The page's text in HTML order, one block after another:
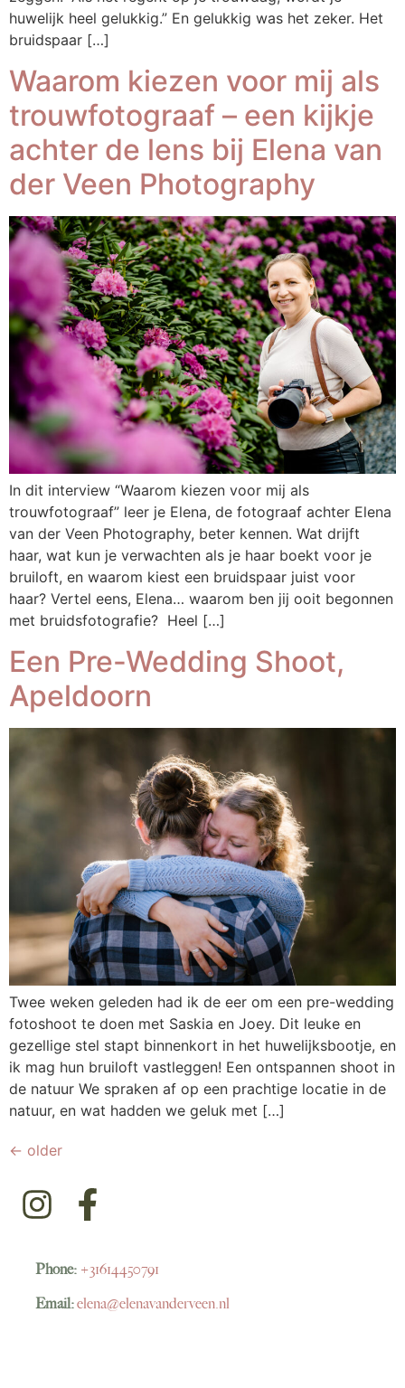
huwelijk heel gelukkig.” En gelukkig was het zeker. Het
bruidspaar […]
Waarom kiezen voor mij als
trouwfotograaf – een kijkje
achter de lens bij Elena van
der Veen Photography
In dit interview “Waarom kiezen voor mij als
trouwfotograaf” leer je Elena, de fotograaf achter Elena
van der Veen Photography, beter kennen. Wat drijft
haar, wat kun je verwachten als je haar boekt voor je
bruiloft, en waarom kiest een bruidspaar juist voor
haar? Vertel eens, Elena… waarom ben jij ooit begonnen
met bruidsfotografie? Heel […]
Een Pre-Wedding Shoot,
Apeldoorn
Twee weken geleden had ik de eer om een pre-wedding
fotoshoot te doen met Saskia en Joey. Dit leuke en
gezellige stel stapt binnenkort in het huwelijksbootje, en
ik mag hun bruiloft vastleggen! Een ontspannen shoot in
de natuur We spraken af op een prachtige locatie in de
natuur, en wat hadden we geluk met […]
← older
Phone: +31614450791
Email:elena@elenavanderveen.nl